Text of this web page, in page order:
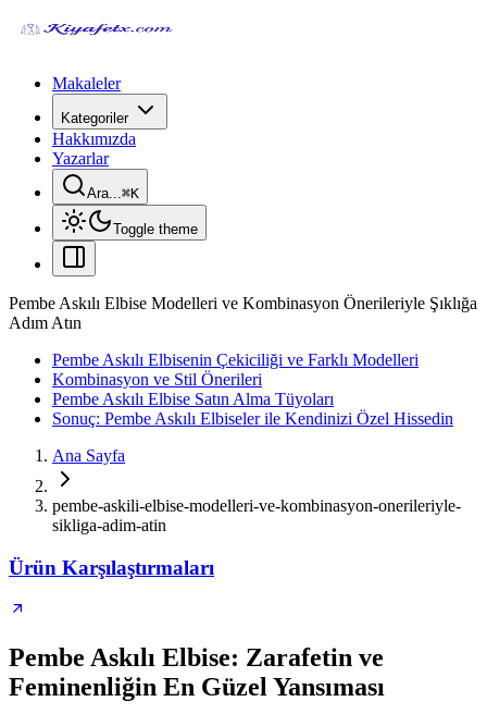
Makaleler
Kategoriler
Hakkımızda
Yazarlar
Ara...⌘K
Toggle theme
Pembe Askılı Elbise Modelleri ve Kombinasyon Önerileriyle Şıklığa
Adım Atın
Pembe Askılı Elbisenin Çekiciliği ve Farklı Modelleri
Kombinasyon ve Stil Önerileri
Pembe Askılı Elbise Satın Alma Tüyoları
Sonuç: Pembe Askılı Elbiseler ile Kendinizi Özel Hissedin
Ana Sayfa
pembe-askili-elbise-modelleri-ve-kombinasyon-onerileriyle-
sikliga-adim-atin
Ürün Karşılaştırmaları
Pembe Askılı Elbise: Zarafetin ve
Feminenliğin En Güzel Yansıması